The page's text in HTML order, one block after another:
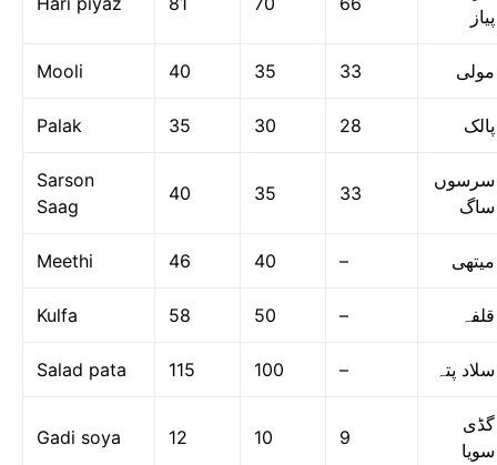
پیاز
Mooli 40 35 33 مولی
Palak 35 30 28 پالک
Sarson
Saag
40 35 33
سرسوں
ساگ
Meethi 46 40 – میتھی
Kulfa 58 50 – قلفہ
Salad pata 115 100 – سلاد پتہ
Gadi soya 12 10 9
گڈی
سویا